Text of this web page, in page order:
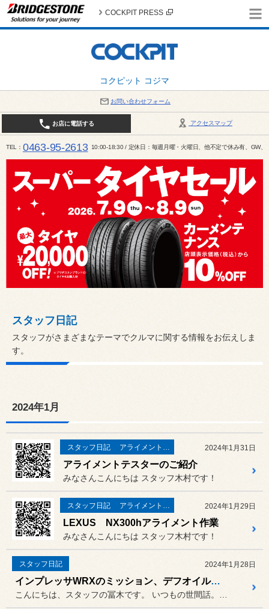
コクピット コジマ
COCKPIT PRESS
お問い合わせフォーム
アクセスマップ
お店に電話する
TEL 0463-95-2613 10:00-18:30 / 定休日：毎週月曜・火曜日、他不定で休み有、GW、
スタッフ日記
スタッフがさまざまなテーマでクルマに関する情報をお伝えしま
す。
2024年1月
スタッフ日記 アライメント作業 2024年1月31日
アライメントテスターのご紹介
みなさんこんにちは スタッフ木村です！
スタッフ日記 アライメント作業 2024年1月29日
LEXUS NX300hアライメント作業
みなさんこんにちは スタッフ木村です！
スタッフ日記 2024年1月28日
インプレッサWRXのミッション、デフオイル交換